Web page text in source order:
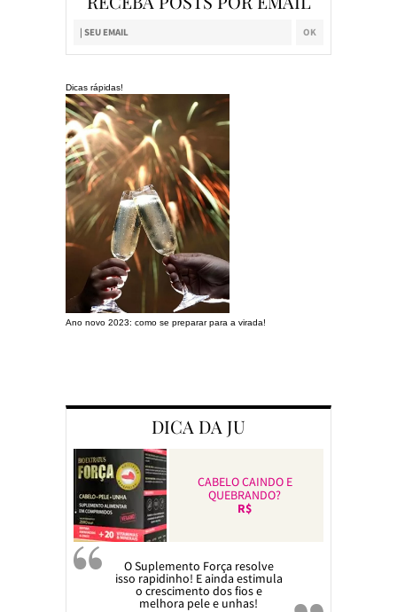
Dicas rápidas!
Ano novo 2023: como se preparar para a virada!
DICA DA JU
CABELO CAINDO E
QUEBRANDO?
R$
O Suplemento Força resolve
isso rapidinho! E ainda estimula
o crescimento dos fios e
melhora pele e unhas!